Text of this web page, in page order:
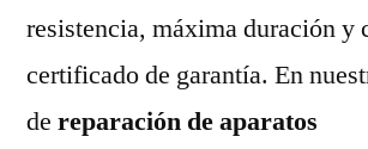
resistencia, máxima duración y
certificado de garantía. En
de reparación de aparatos